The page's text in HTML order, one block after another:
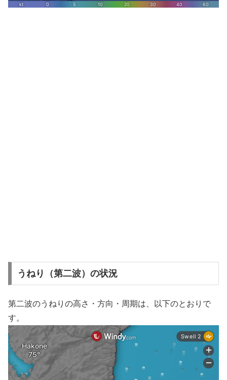
うねり（第二波）の状況
第二波のうねりの高さ・方向・周期は、以下のとおりで
す。